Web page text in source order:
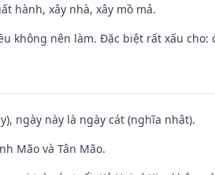
hành, xây nhà, xây mồ mả.
không nên làm. Đặc biệt rất xấu
ngày này là ngày cát (nghĩa nhật).
Mão và Tân Mão.